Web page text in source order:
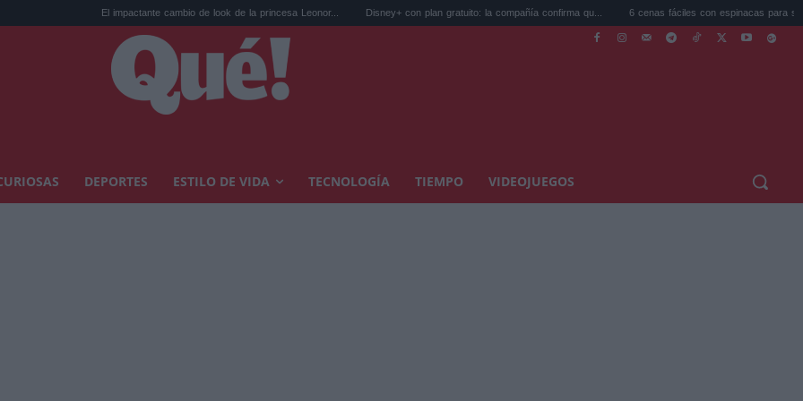
El impactante cambio de look de la princesa Leonor... Disney+ con plan gratuito: la compañía confirma qu... 6 cenas fáciles con espinacas para salir del bucle...
DEPORTES ESTILO DE VIDA TECNOLOGÍA TIEMPO VIDEOJUEGOS